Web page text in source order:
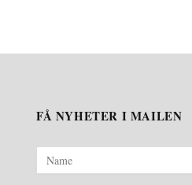
FÅ NYHETER I MAILEN